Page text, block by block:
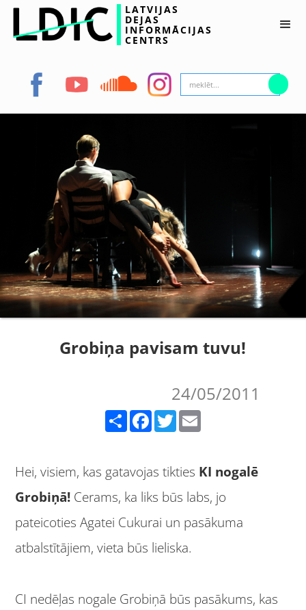
LATVIJAS
DEJAS
INFORMĀCIJAS
CENTRS
Grobiņa pavisam tuvu!
24/05/2011
Facebook Twitter
Hei, visiem, kas gatavojas tikties KI nogalē
Grobiņā! Cerams, ka liks būs labs, jo
pateicoties Agatei Cukurai un pasākuma
atbalstītājiem, vieta būs lieliska.
CI nedēļas nogale Grobiņā būs pasākums, kas